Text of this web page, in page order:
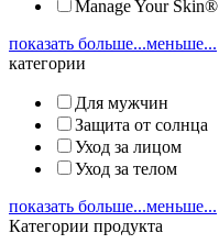
Manage Your Skin®
показать больше...меньше...
категории
Для мужчин
Защита от солнца
Уход за лицом
Уход за телом
показать больше...меньше...
Категории продукта